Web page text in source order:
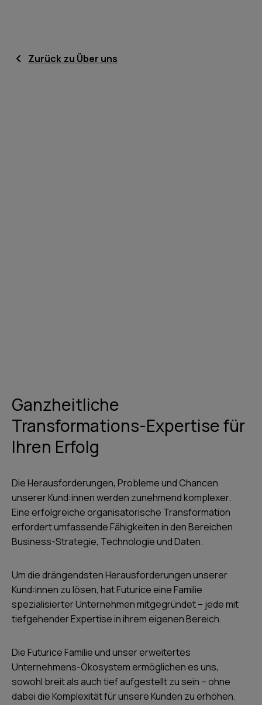
Zurück zu Über uns
Ganzheitliche
Transformations-Expertise für
Ihren Erfolg
Die Herausforderungen, Probleme und Chancen
unserer Kund:innen werden zunehmend komplexer.
Eine erfolgreiche organisatorische Transformation
erfordert umfassende Fähigkeiten in den Bereichen
Business-Strategie, Technologie und Daten.
Um die drängendsten Herausforderungen unserer
Kund:innen zu lösen, hat Futurice eine Familie
spezialisierter Unternehmen mitgegründet – jede mit
tiefgehender Expertise in ihrem eigenen Bereich.
Die Futurice Familie und unser erweitertes
Unternehmens-Ökosystem ermöglichen es uns,
sowohl breit als auch tief aufgestellt zu sein – ohne
dabei die Komplexität für unsere Kunden zu erhöhen.